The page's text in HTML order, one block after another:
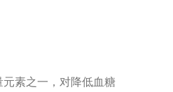
元素之一，对降低血糖